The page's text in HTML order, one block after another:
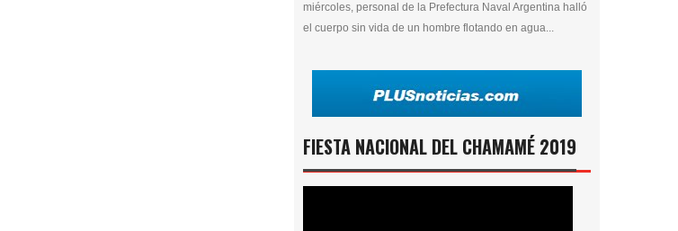
miércoles, personal de la Prefectura Naval Argentina halló
el cuerpo sin vida de un hombre flotando en agua...
FIESTA NACIONAL DEL CHAMAMÉ 2019